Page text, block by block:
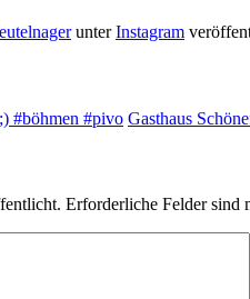
unterInstagram
#böhmen #pivo Gasthaus
Erforderliche Felder sind